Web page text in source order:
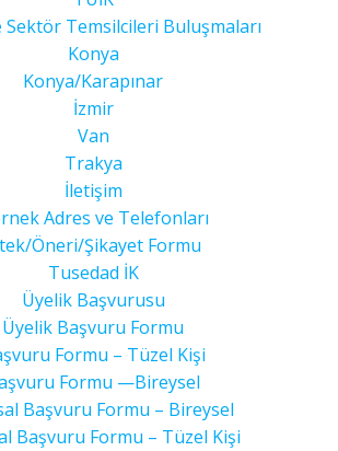
Sektör Temsilcileri Buluşmaları
Konya
Konya/Karapınar
İzmir
Van
Trakya
İletişim
Adres ve Telefonları
Öneri/Şikayet Formu
Tusedad İK
Üyelik Başvurusu
Üyelik Başvuru Formu
Formu – Tüzel Kişi
Formu —Bireysel
Başvuru Formu – Bireysel
Başvuru Formu – Tüzel Kişi